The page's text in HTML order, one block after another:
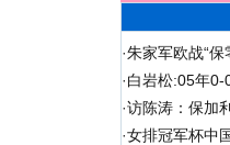
·朱家军欧战“
·白岩松:05年0-
·访陈涛：保加
·女排冠军杯中